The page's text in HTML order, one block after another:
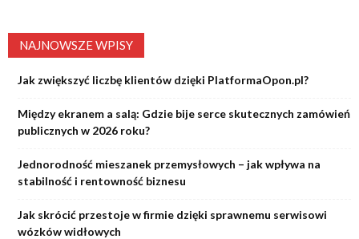
NAJNOWSZE WPISY
Jak zwiększyć liczbę klientów dzięki PlatformaOpon.pl?
Między ekranem a salą: Gdzie bije serce skutecznych zamówień
publicznych w 2026 roku?
Jednorodność mieszanek przemysłowych – jak wpływa na
stabilność i rentowność biznesu
Jak skrócić przestoje w firmie dzięki sprawnemu serwisowi
wózków widłowych